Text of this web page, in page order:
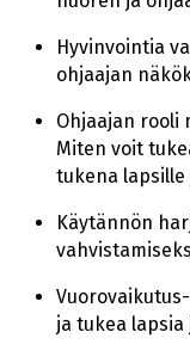
Hyvinvointia
ohjaajan
Ohjaajan rooli
Miten voit
tukena lapsille
Käytännön
ja tukea